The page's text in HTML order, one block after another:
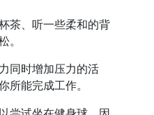
茶、听一些柔和的背
。
同时增加压力的活
所能完成工作。